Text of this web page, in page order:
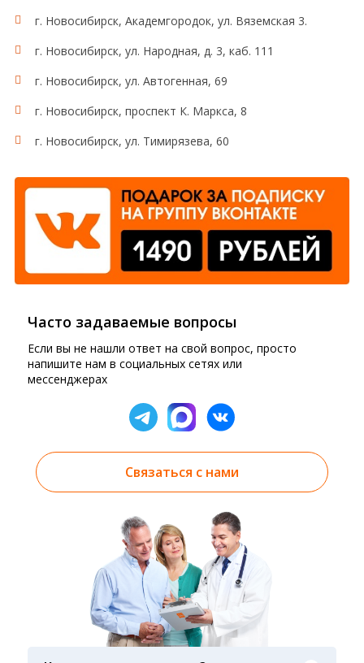
г. Новосибирск, Академгородок, ул. Вяземская 3.
г. Новосибирск, ул. Народная, д. 3, каб. 111
г. Новосибирск, ул. Автогенная, 69
г. Новосибирск, проспект К. Маркса, 8
г. Новосибирск, ул. Тимирязева, 60
Часто задаваемые вопросы
Если вы не нашли ответ на свой вопрос, просто
напишите нам в социальных сетях или
мессенджерах
Связаться с нами
Результаты вы можете получить тремя